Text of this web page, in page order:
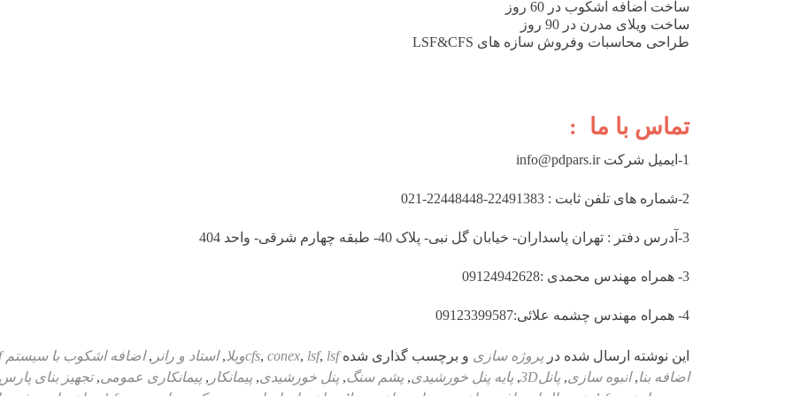
ساخت اضافه اشکوب در 60 روز
ساخت ویلای مدرن در 90 روز
طراحی محاسبات وفروش سازه های LSF&CFS
تماس با ما :
1-ایمیل شرکت info@pdpars.ir
2-شماره های تلفن ثابت : 22491383-22448448-021
3-آدرس دفتر : تهران پاسداران- خیابان گل نبی- پلاک 40- طبقه چهارم شرقی- واحد 404
3- همراه مهندس محمدی :09124942628
4- همراه مهندس چشمه علائی:09123399587
این نوشته ارسال شده در پروژه سازی و برچسب گذاری شده cfs, conex, lsf, lsfویلا ,استاد و رانر ,اضافه اشکوب با سیستم lsf
اضافه بنا,انبوه سازی, پانل3D , پایه پنل خورشیدی, پشم سنگ, پنل خورشیدی, پیمانکار , پیمانکاری عمومی,تجهیز بنای